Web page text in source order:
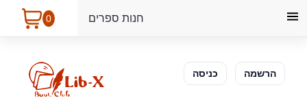
0 חנות ספרים
כניסה הרשמה